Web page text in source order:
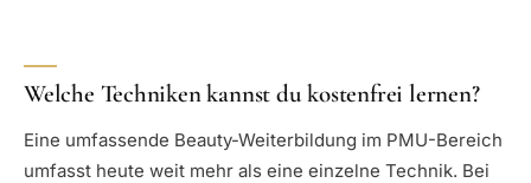
Welche Techniken kannst du kostenfrei lernen?
Eine umfassende Beauty-Weiterbildung im PMU-Bereich
umfasst heute weit mehr als eine einzelne Technik. Bei